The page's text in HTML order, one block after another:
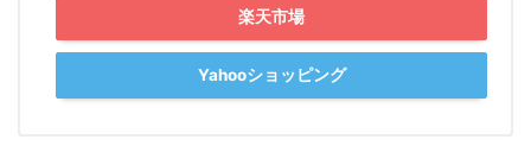
楽天市場
Yahooショッピング